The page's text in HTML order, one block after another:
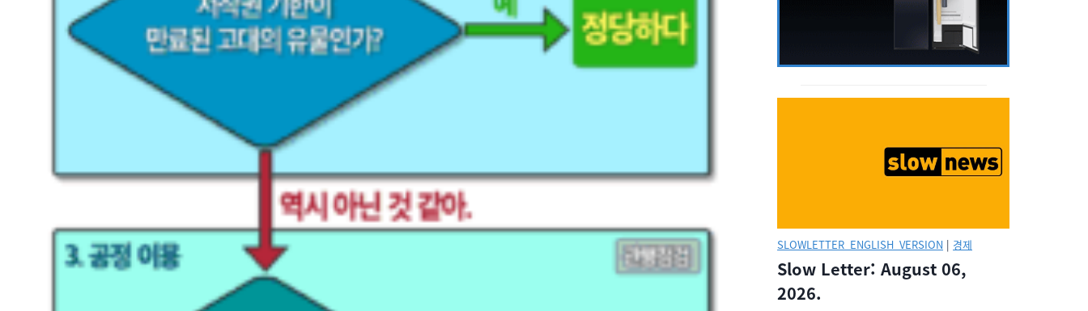
SLOWLETTER_ENGLISH_VERSION | 경제
Slow Letter: August 06,
2026.